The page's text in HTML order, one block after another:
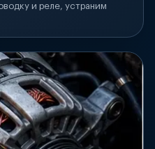
и реле, устраним